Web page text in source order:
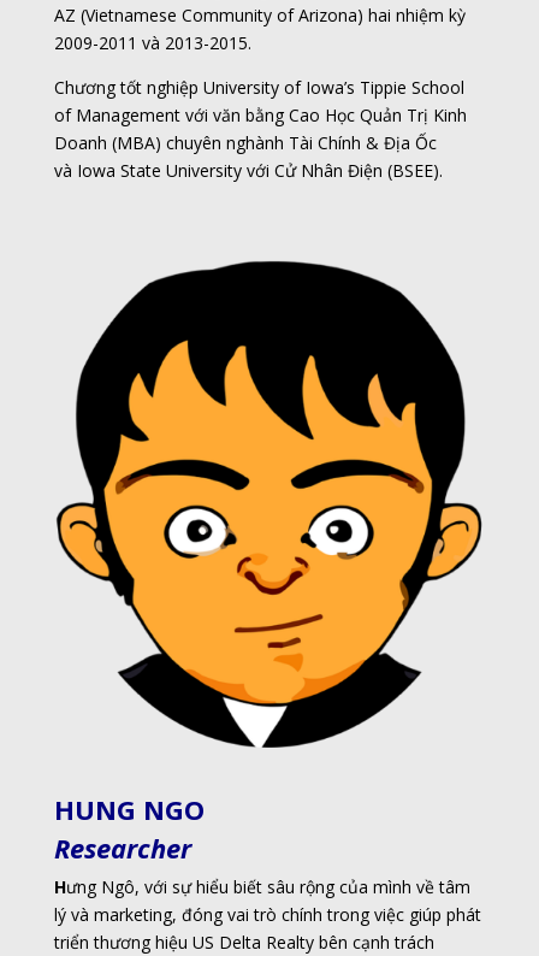
AZ (Vietnamese Community of Arizona) hai nhiệm kỳ
2009-2011 và 2013-2015.
Chương tốt nghiệp University of Iowa’s Tippie School
of Managementvới văn bằng Cao Học Quản Trị Kinh
Doanh (MBA) chuyên nghành Tài Chính & Địa Ốc
và Iowa State Universityvới Cử Nhân Điện (BSEE).
HUNG NGO
Researcher
Hưng Ngô, với sự hiểu biết sâu rộng của mình về tâm
lý và marketing, đóng vai trò chính trong việc giúp phát
triển thương hiệu US Delta Realty bên cạnh trách